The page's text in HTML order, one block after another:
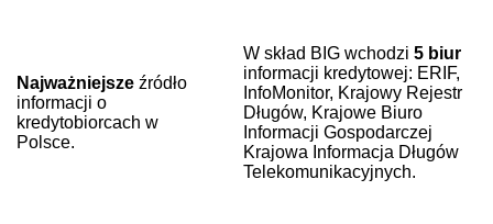
Najważniejsze źródło
informacji o
kredytobiorcach w
Polsce.
W skład BIG wchodzi 5 biur
informacji kredytowej: ERIF,
InfoMonitor, Krajowy Rejestr
Długów, Krajowe Biuro
Informacji Gospodarczej
Krajowa Informacja Długów
Telekomunikacyjnych.